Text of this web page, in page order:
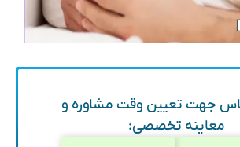
جهت تعیین وقت مشاوره و
معاینه تخصصی: